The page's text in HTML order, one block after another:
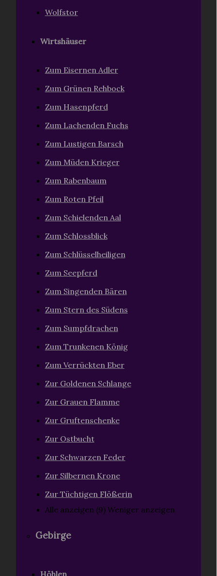
Wolfstor
Wirtshäuser
Zum Eisernen Adler
Zum Grünen Rehbock
Zum Hasenpferd
Zum Lachenden Fuchs
Zum Lustigen Barsch
Zum Müden Krieger
Zum Rabenbaum
Zum Roten Pfeil
Zum Schielenden Aal
Zum Schlossblick
Zum Schlüsselheiligen
Zum Seepferd
Zum Singenden Bären
Zum Stern des Südens
Zum Sumpfdrachen
Zum Trunkenen König
Zum Verrückten Eber
Zur Goldenen Schlange
Zur Grauen Flamme
Zur Gruftenschenke
Zur Ostbucht
Zur Schwarzen Feder
Zur Silbernen Krone
Zur Tüchtigen Flößerin
Alle anzeigen (9) Weniger anzeigen
Gebirge
Höhlen